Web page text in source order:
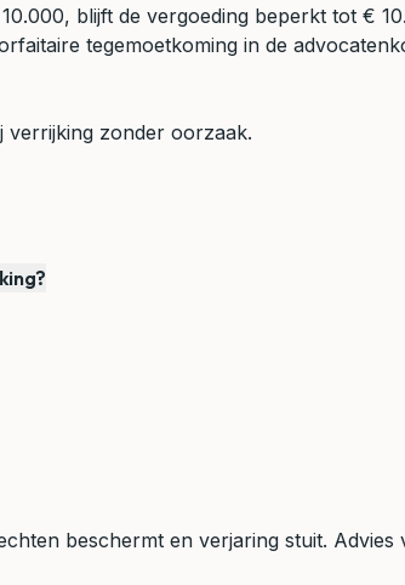
blijft de vergoeding beperkt tot €
tegemoetkoming in de
verrijking zonder oorzaak.
beschermt en verjaring stuit. Advies